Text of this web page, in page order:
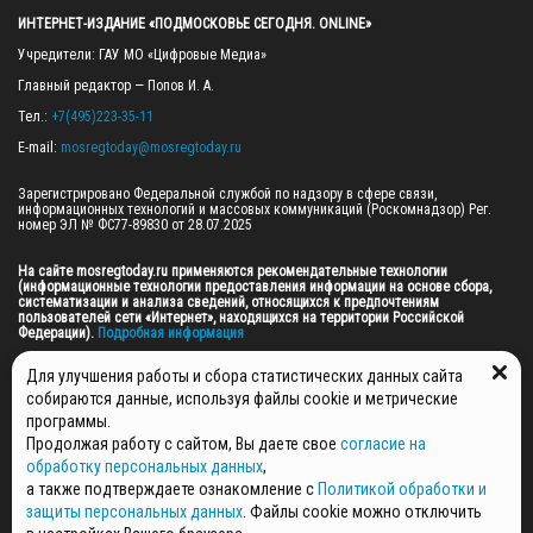
ИНТЕРНЕТ-ИЗДАНИЕ «ПОДМОСКОВЬЕ СЕГОДНЯ. ONLINE»
Учредители: ГАУ МО «Цифровые Медиа»
Главный редактор — Попов И. А.
Тел.: +7(495)223-35-11
E-mail: mosregtoday@mosregtoday.ru
Зарегистрировано Федеральной службой по надзору в сфере связи,
информационных технологий и массовых коммуникаций (Роскомнадзор) Рег.
номер ЭЛ № ФС77-89830 от 28.07.2025
На сайте mosregtoday.ru применяются рекомендательные технологии
(информационные технологии предоставления информации на основе сбора,
систематизации и анализа сведений, относящихся к предпочтениям
пользователей сети «Интернет», находящихся на территории Российской
Федерации). Подробная информация
© 2026 ПРАВА НА ВСЕ МАТЕРИАЛЫ САЙТА ПРИНАДЛЕЖАТ ГАУ МО "ЦИФРОВЫЕ
МЕДИА" (ОГРН: 1255000059467).
ПОЛИТИКА ОБРАБОТКИ И ЗАЩИТЫ ПЕРСОНАЛЬНЫХ ДАННЫХ
НОВОСТИ
ГАЗЕТЫ
Для улучшения работы и сбора статистических данных сайта
собираются данные, используя файлы cookie и метрические
программы.
Продолжая работу с сайтом, Вы даете свое согласие на
обработку персональных данных,
а также подтверждаете ознакомление с Политикой обработки и
защиты персональных данных . Файлы cookie можно отключить